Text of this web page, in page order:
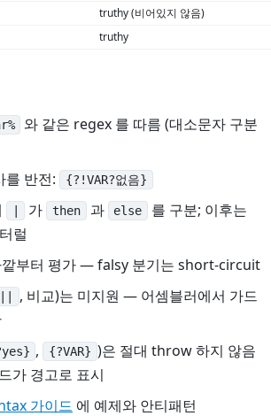
truthy (비어있지 않음)
truthy
와 같은 regex 를 따름 (대소문자 구분
를 반전: {?!VAR?없음}
가 then 과 else 를 구분; 이후는
럴
깥부터 평가 — falsy 분기는 short-circuit
, 비교)는 미지원 — 어셈블러에서 가드
, {?VAR} )은 절대 throw 하지 않음
가 경고로 표시
가이드 에 예제와 안티패턴